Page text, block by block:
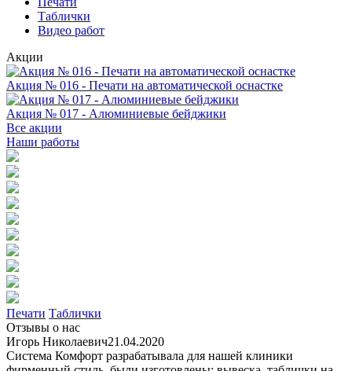
Таблички
Видео работ
Акции
Акция № 016 - Печати на автоматической оснастке
Акция № 017 - Алюминиевые бейджики
Все акции
Наши работы
Печати Таблички
Отзывы о нас
Игорь Николаевич21.04.2020
Система Комфорт разрабатывала для нашей клиники